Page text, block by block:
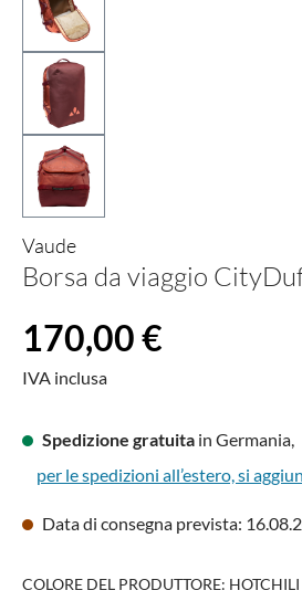
Vaude
Borsa da viaggio
Prezzo normale:
170,00 €
IVA inclusa
Spedizione gratuita in Germania,
per le spedizioni all’estero, si
Data di consegna prevista:
COLORE DEL PRODUTTORE: